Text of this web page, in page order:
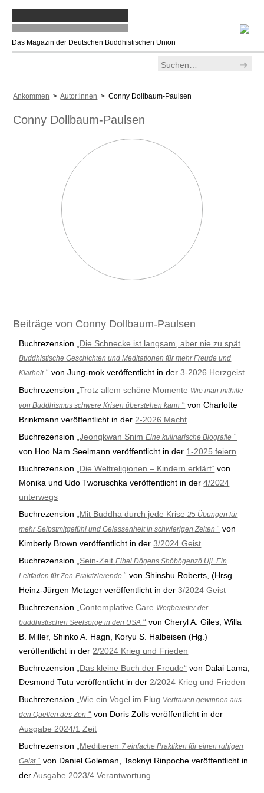
Das Magazin der Deutschen Buddhistischen Union
Ankommen >Autor:innen > Conny Dollbaum-Paulsen
Conny Dollbaum-Paulsen
Beiträge von Conny Dollbaum-Paulsen
Buchrezension „Die Schnecke ist langsam, aber nie zu spät
Buddhistische Geschichten und Meditationen für mehr Freude und
Klarheit“ von Jung-mok veröffentlicht in der3-2026 Herzgeist
Buchrezension
„Trotz allem schöne Momente Wie man mithilfe
von Buddhismus schwere Krisen überstehen kann “ von Charlotte
Brinkmann veröffentlicht in der 2-2026 Macht
Buchrezension
„Jeongkwan SnimEine kulinarische Biografie “
von Hoo Nam Seelmann veröffentlicht in der 1-2025 feiern
Buchrezension
„Die Weltreligionen – Kindern erklärt“ von
Monika und Udo Tworuschka veröffentlicht in der4/2024
unterwegs
Buchrezension
„Mit Buddha durch jede Krise25 Übungen für
mehr Selbstmitgefühl und Gelassenheit in schwierigen Zeiten“ von
Kimberly Brown veröffentlicht in der3/2024 Geist
Buchrezension
„Sein-ZeitEihei Dōgens Shōbōgenzō Uji. Ein
Leitfaden für Zen-Praktizierende“ von Shinshu Roberts, (Hrsg.
Heinz-Jürgen Metzger veröffentlicht in der3/2024 Geist
Buchrezension
„Contemplative Care Wegbereiter der
buddhistischen Seelsorge in den USA “ von Cheryl A. Giles, Willa
B. Miller, Shinko A. Hagn, Koryu S. Halbeisen (Hg.)
veröffentlicht in der 2/2024 Krieg und Frieden
Buchrezension
„Das kleine Buch der Freude“ von Dalai Lama,
Desmond Tutu veröffentlicht in der 2/2024 Krieg und Frieden
Buchrezension
„Wie ein Vogel im Flug Vertrauen gewinnen aus
den Quellen des Zen “ von Doris Zölls veröffentlicht in der
Ausgabe 2024/1 Zeit
Buchrezension
„Meditieren 7 einfache Praktiken für einen ruhigen
Geist“ von Daniel Goleman, Tsoknyi Rinpoche veröffentlicht in
derAusgabe 2023/4 Verantwortung